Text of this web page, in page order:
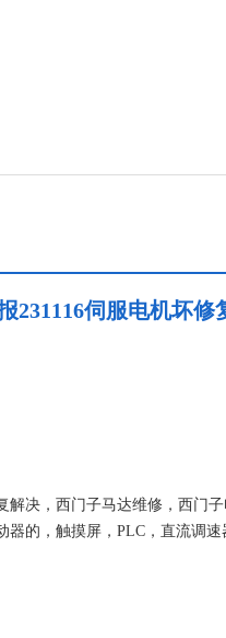
231116伺服电机坏修
解决，西门子马达维修，西门
器的，触摸屏，PLC，直流调